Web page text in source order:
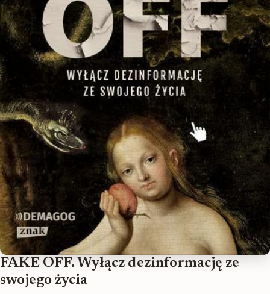
FAKE OFF. Wyłącz dezinformację ze
swojego życia